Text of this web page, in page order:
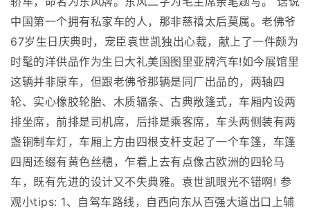
中国第一个拥有私家车的人，那非慈禧太后莫属。老佛爷
67岁生日庆典时，宠臣袁世凯独出心裁，献上了一件颇为
时髦的洋供品作为生日大礼美国图里亚牌汽车!如今展馆里
这辆并非原车，但跟老佛爷那辆是同厂出品的，两轴四
轮、实心橡胶轮胎、木质辐条、古典敞篷式，车厢内设两
排坐席，前排是司机席，后排是乘客席，车头两侧装有两
盏铜制车灯，车厢上方由四根支杆支起了一个车篷，车篷
四周还缀有黄色丝穗，乍看上去有点像古欧洲的四轮马
车，既有先进的设计又不失典雅。袁世凯眼光不错啊! 参
观小tips: 1、自驾车路线，自西向东从百强大道出口上辅